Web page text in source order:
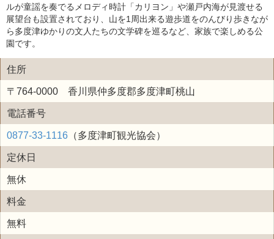
ルが童謡を奏でるメロディ時計「カリヨン」や瀬戸内海が見渡せる
展望台も設置されており、山を1周出来る遊歩道をのんびり歩きなが
ら多度津ゆかりの文人たちの文学碑を巡るなど、家族で楽しめる公
園です。
住所
〒764-0000 香川県仲多度郡多度津町桃山
電話番号
0877-33-1116 （多度津町観光協会）
定休日
無休
料金
無料